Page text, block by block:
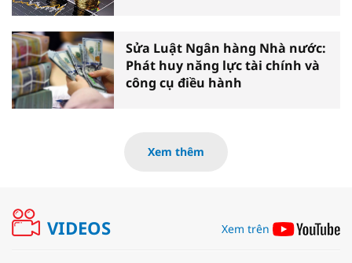
Sửa Luật Ngân hàng Nhà nước:
Phát huy năng lực tài chính và
công cụ điều hành
Xem thêm
VIDEOS Xem trên